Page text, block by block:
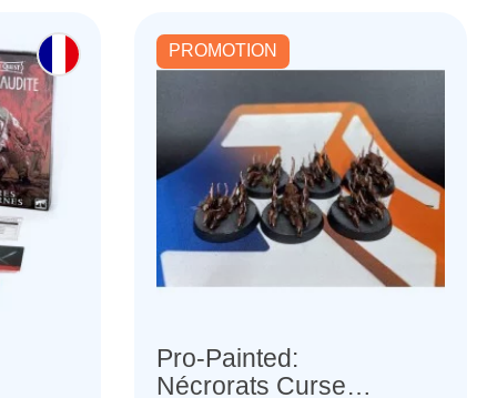
Pro-Painted:
Nécrorats Cursed
PROMOTION